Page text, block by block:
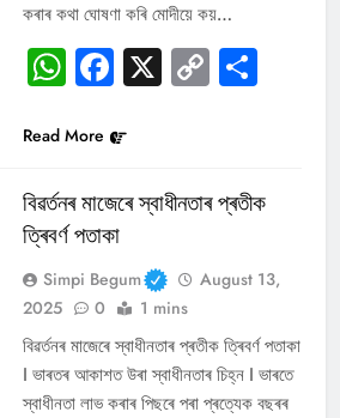
কৰাৰ কথা ঘোষণা কৰি মোদীয়ে কয়…
WhatsApp
Facebook
X Copy
Read More
বিৱৰ্তনৰ মাজেৰে স্বাধীনতাৰ প্ৰতীক
ত্ৰিবৰ্ণ পতাকা
Simpi Begum
August 13,
2025
0 1 mins
বিৱৰ্তনৰ মাজেৰে স্বাধীনতাৰ প্ৰতীক ত্ৰিবৰ্ণ পতাকা
I ভাৰতৰ আকাশত উৰা স্বাধীনতাৰ চিহ্ন I ভাৰতে
স্বাধীনতা লাভ কৰাৰ পিছৰে পৰা প্ৰত্যেক বছৰৰ